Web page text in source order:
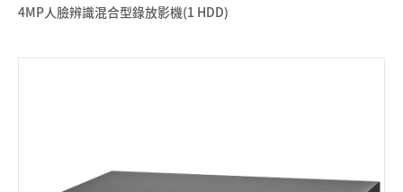
4MP人臉辨識混合型錄放影機(1 HDD)